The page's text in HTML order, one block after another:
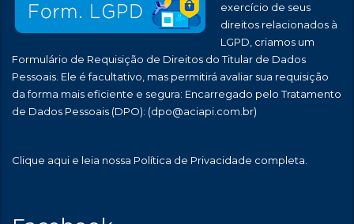
exercício de seus
direitos relacionados à
LGPD, criamos um
Formulário de Requisição de Direitos do Titular de Dados
Pessoais. Ele é facultativo, mas permitirá avaliar sua requisição
da forma mais eficiente e segura: Encarregado pelo Tratamento
de Dados Pessoais (DPO): (dpo@aciapi.com.br)
Clique aqui e leia nossa Política de Privacidade completa.